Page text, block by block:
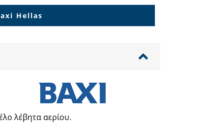
Hellas
λέβητα αερίου.